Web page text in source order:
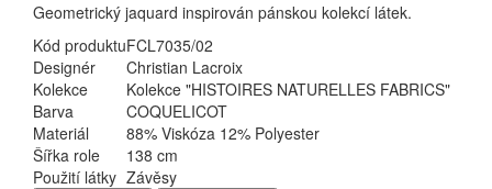
Geometrický jaquard inspirován pánskou kolekcí látek.
Kód produktuFCL7035/02
Designér
Christian Lacroix
Kolekce
Kolekce "HISTOIRES NATURELLES FABRICS"
Barva
COQUELICOT
Materiál
88% Viskóza 12% Polyester
Šířka role
138 cm
Použití látky Závěsy